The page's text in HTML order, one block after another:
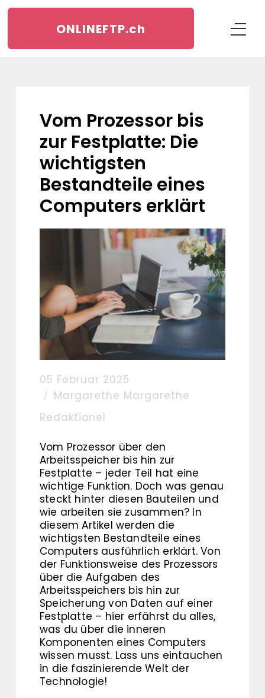
ONLINEFTP.ch
Vom Prozessor bis
zur Festplatte: Die
wichtigsten
Bestandteile eines
Computers erklärt
05 Februar 2025
Margarethe Margarethe
Redaktionel
Vom Prozessor über den
Arbeitsspeicher bis hin zur
Festplatte – jeder Teil hat eine
wichtige Funktion. Doch was genau
steckt hinter diesen Bauteilen und
wie arbeiten sie zusammen? In
diesem Artikel werden die
wichtigsten Bestandteile eines
Computers ausführlich erklärt. Von
der Funktionsweise des Prozessors
über die Aufgaben des
Arbeitsspeichers bis hin zur
Speicherung von Daten auf einer
Festplatte – hier erfährst du alles,
was du über die inneren
Komponenten eines Computers
wissen musst. Lass uns eintauchen
in die faszinierende Welt der
Technologie!